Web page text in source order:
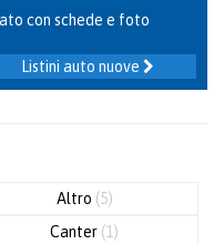
con schede e foto
Listini auto nuove
Altro (5)
Canter (1)